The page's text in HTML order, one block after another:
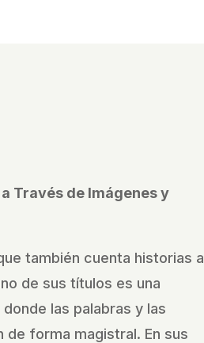
Través de Imágenes y
también cuenta historias a
de sus títulos es una
las palabras y las
de forma magistral. En sus